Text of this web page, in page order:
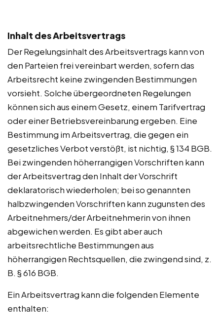
Inhalt des Arbeitsvertrags
Der Regelungsinhalt des Arbeitsvertrags kann von
den Parteien frei vereinbart werden, sofern das
Arbeitsrecht keine zwingenden Bestimmungen
vorsieht. Solche übergeordneten Regelungen
können sich aus einem Gesetz, einem Tarifvertrag
oder einer Betriebsvereinbarung ergeben. Eine
Bestimmung im Arbeitsvertrag, die gegen ein
gesetzliches Verbot verstößt, ist nichtig, § 134 BGB.
Bei zwingenden höherrangigen Vorschriften kann
der Arbeitsvertrag den Inhalt der Vorschrift
deklaratorisch wiederholen; bei so genannten
halbzwingenden Vorschriften kann zugunsten des
Arbeitnehmers/der Arbeitnehmerin von ihnen
abgewichen werden. Es gibt aber auch
arbeitsrechtliche Bestimmungen aus
höherrangigen Rechtsquellen, die zwingend sind, z.
B. § 616 BGB.
Ein Arbeitsvertrag kann die folgenden Elemente
enthalten: